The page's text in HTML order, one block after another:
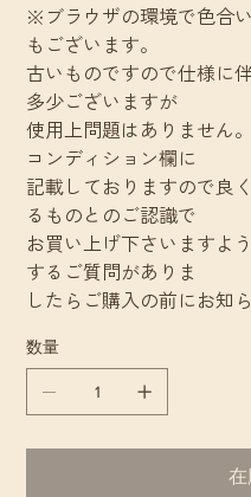
※ブラウザの環境で色合
もございます。
古いものですので仕様に
多少ございますが
使用上問題はありません
コンディション欄に
記載しておりますので良
るものとのご認識で
お買い上げ下さいますよ
するご質問がありま
したらご購入の前にお知
数量
在